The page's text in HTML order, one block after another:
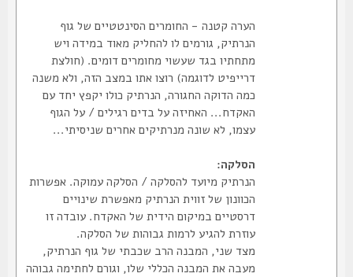
הערה קטנה - החומרים הסינטטיים של גוף
הנרתיק, גורמים לו להחליק מאוד במידה ויש
מתחתיו בגד שעשוי מחומרים דומים. (חולצת
דרייפיט לדוגמה) רוצו אתו במצב הזה, ולא משנה
כמה הדוקה החגורה, הנרתיק כולו יקפץ יחד עם
האקדח... האחיזה על בדים רגילים / על הגוף
עצמו, לא שונה מנרתיקים אחרים שניסיתי...
הסלקה:
הנרתיק מיועד להסלקה / הסלקה עמוקה. אפשרות
הכוונון של זווית הנרתיק מאפשרת שינויים
דרסטיים במיקום הידית של האקדח. עובדה זו
עוזרת להגיע לרמות גבוהות של הסלקה.
מצד שני, המבנה הרב שכבתי של גוף הנרתיק,
מעבה את המבנה הכללי שלו, וגורם לחתימה גבוהה